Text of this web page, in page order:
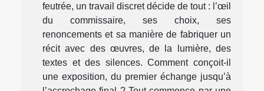
feutrée, un travail discret décide de tout : l’œil
du commissaire, ses choix, ses
renoncements et sa manière de fabriquer un
récit avec des œuvres, de la lumière, des
textes et des silences. Comment conçoit-il
une exposition, du premier échange jusqu’à